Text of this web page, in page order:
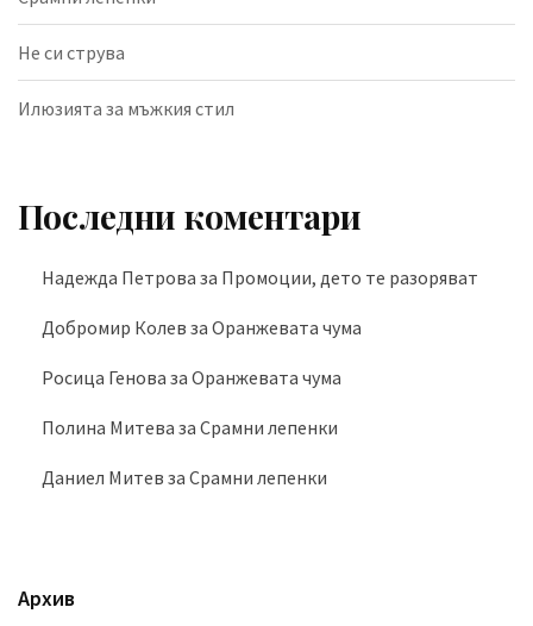
Не си струва
Илюзията за мъжкия стил
Последни коментари
Надежда Петрова за Промоции, дето те разоряват
Добромир Колев за Оранжевата чума
Росица Генова за Оранжевата чума
Полина Митева за Срамни лепенки
Даниел Митев за Срамни лепенки
Архив